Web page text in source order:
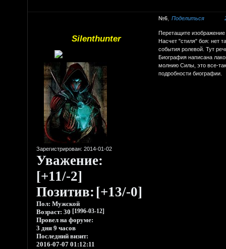
Поделиться
6
Silenthunter
Зарегистрирован: 2014-01-02
Уважение:
[+11/-2]
Позитив: [+13/-0]
Пол: Мужской
Возраст: 30 [1996-03-12]
Провел на форуме:
3 дня 9 часов
Последний визит:
2016-07-07 01:12:11
Перетащите
Насчет "стиля" боя: нет
события ролевой. Тут
Биография написана
молнию Силы, это все-
подробности биографии.